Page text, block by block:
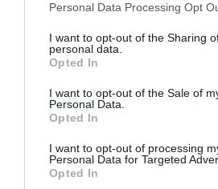
Personal Data Processing Opt
I want to opt-out of the Sharing
personal data.
Opted In
I want to opt-out of the Sale of
Personal Data.
Opted In
I want to opt-out of processing
Personal Data for Targeted
Opted In
RELACIONADAS
BBVA gana 3.001